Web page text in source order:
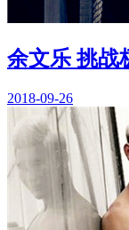
余文乐 挑战
2018-09-26